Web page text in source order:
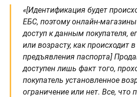
«[Идентификация будет
ЕБС, поэтому онлайн-
доступ к данным покупателя,
или возрасту, как происходит
предъявления паспорта]
доступен лишь факт того,
покупатель установленное
ограничение или нет. Все, что